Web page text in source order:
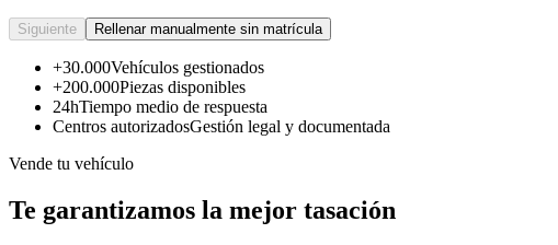
Siguiente Rellenar manualmente sin matrícula
+30.000Vehículos gestionados
+200.000Piezas disponibles
24hTiempo medio de respuesta
Centros autorizadosGestión legal y documentada
Vende tu vehículo
Te garantizamos la mejor tasación